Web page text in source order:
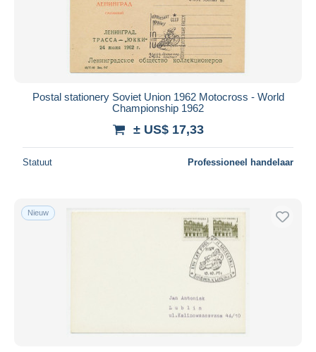
Postal stationery Soviet Union 1962 Motocross - World
Championship 1962
± US$ 17,33
Statuut Professioneel handelaar
Nieuw